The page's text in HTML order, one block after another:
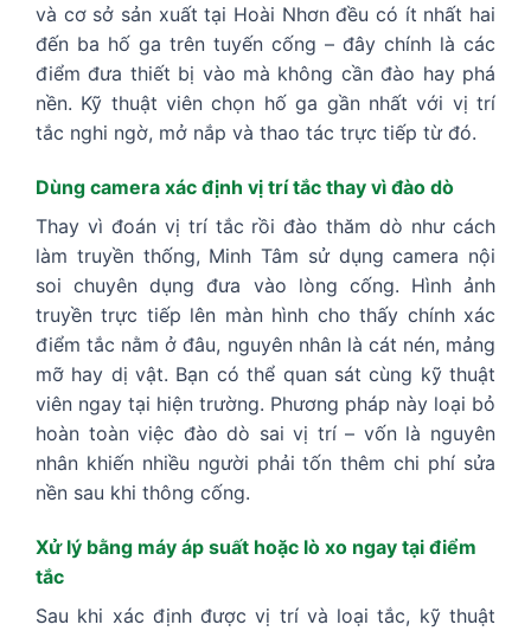
và cơ sở sản xuất tại Hoài Nhơn đều có ít nhất hai
đến ba hố ga trên tuyến cống – đây chính là các
điểm đưa thiết bị vào mà không cần đào hay phá
nền. Kỹ thuật viên chọn hố ga gần nhất với vị trí
tắc nghi ngờ, mở nắp và thao tác trực tiếp từ đó.
Dùng camera xác định vị trí tắc thay vì đào dò
Thay vì đoán vị trí tắc rồi đào thăm dò như cách
làm truyền thống, Minh Tâm sử dụng camera nội
soi chuyên dụng đưa vào lòng cống. Hình ảnh
truyền trực tiếp lên màn hình cho thấy chính xác
điểm tắc nằm ở đâu, nguyên nhân là cát nén, mảng
mỡ hay dị vật. Bạn có thể quan sát cùng kỹ thuật
viên ngay tại hiện trường. Phương pháp này loại bỏ
hoàn toàn việc đào dò sai vị trí – vốn là nguyên
nhân khiến nhiều người phải tốn thêm chi phí sửa
nền sau khi thông cống.
Xử lý bằng máy áp suất hoặc lò xo ngay tại điểm
tắc
Sau khi xác định được vị trí và loại tắc, kỹ thuật